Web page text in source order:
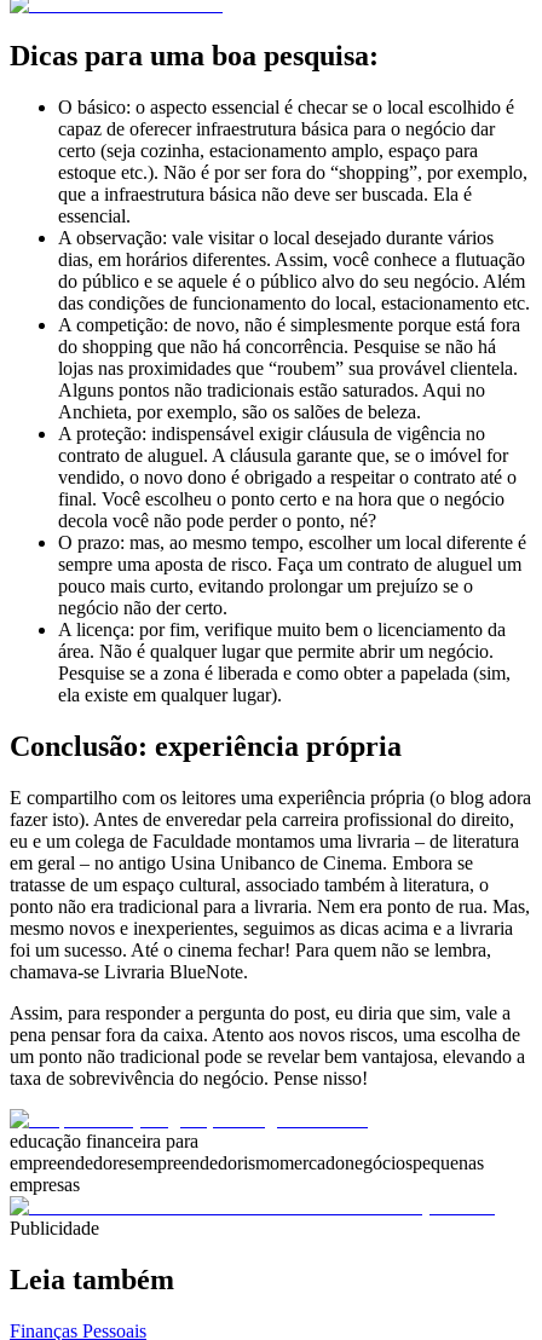
Dicas para uma boa pesquisa:
O básico: o aspecto essencial é checar se o local escolhido é
capaz de oferecer infraestrutura básica para o negócio dar
certo (seja cozinha, estacionamento amplo, espaço para
estoque etc.). Não é por ser fora do “shopping”, por exemplo,
que a infraestrutura básica não deve ser buscada. Ela é
essencial.
A observação: vale visitar o local desejado durante vários
dias, em horários diferentes. Assim, você conhece a flutuação
do público e se aquele é o público alvo do seu negócio. Além
das condições de funcionamento do local, estacionamento etc.
A competição: de novo, não é simplesmente porque está fora
do shopping que não há concorrência. Pesquise se não há
lojas nas proximidades que “roubem” sua provável clientela.
Alguns pontos não tradicionais estão saturados. Aqui no
Anchieta, por exemplo, são os salões de beleza.
A proteção: indispensável exigir cláusula de vigência no
contrato de aluguel. A cláusula garante que, se o imóvel for
vendido, o novo dono é obrigado a respeitar o contrato até o
final. Você escolheu o ponto certo e na hora que o negócio
decola você não pode perder o ponto, né?
O prazo: mas, ao mesmo tempo, escolher um local diferente é
sempre uma aposta de risco. Faça um contrato de aluguel um
pouco mais curto, evitando prolongar um prejuízo se o
negócio não der certo.
A licença: por fim, verifique muito bem o licenciamento da
área. Não é qualquer lugar que permite abrir um negócio.
Pesquise se a zona é liberada e como obter a papelada (sim,
ela existe em qualquer lugar).
Conclusão: experiência própria
E compartilho com os leitores uma experiência própria (o blog adora
fazer isto). Antes de enveredar pela carreira profissional do direito,
eu e um colega de Faculdade montamos uma livraria – de literatura
em geral – no antigo Usina Unibanco de Cinema. Embora se
tratasse de um espaço cultural, associado também à literatura, o
ponto não era tradicional para a livraria. Nem era ponto de rua. Mas,
mesmo novos e inexperientes, seguimos as dicas acima e a livraria
foi um sucesso. Até o cinema fechar! Para quem não se lembra,
chamava-se Livraria BlueNote.
Assim, para responder a pergunta do post, eu diria que sim, vale a
pena pensar fora da caixa. Atento aos novos riscos, uma escolha de
um ponto não tradicional pode se revelar bem vantajosa, elevando a
taxa de sobrevivência do negócio. Pense nisso!
educação financeira para
empreendedoresempreendedorismomercadonegóciospequenas
empresas
Publicidade
Leia também
Finanças Pessoais